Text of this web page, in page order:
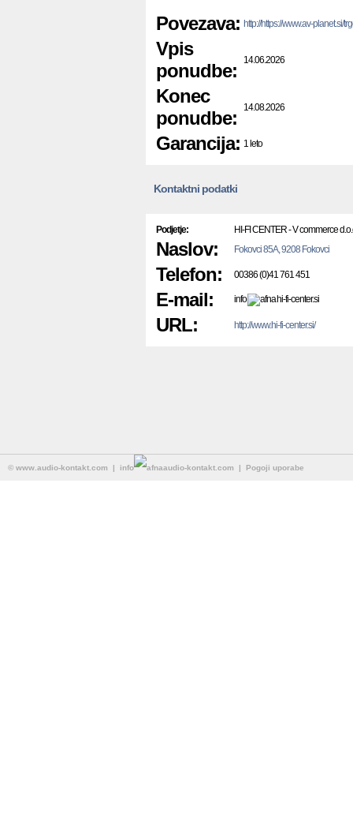
Povezava: http://https://www.av-
Vpis
ponudbe:
14.06.2026
Konec
ponudbe:
14.08.2026
Garancija: 1 leto
Kontaktni podatki
Podjetje: HI-FI CENTER - V commerce
Naslov: Fokovci 85A, 9208 Fokovci
Telefon: 00386 (0)41 761 451
E-mail: info hi-fi-center.si
URL: http://www.hi-fi-center.si/
© www.audio-kontakt.com | info audio-kontakt.com | Pogoji uporabe